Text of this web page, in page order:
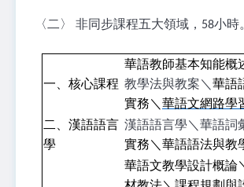
〈二〉 非同步課程五大領域，58小時
一、核心課程
華語教師基本知能概
教學法與教案＼ 華語
實務＼ 華語文網路學
二、漢語語言
學
漢語語言學＼華語詞
實務＼華語語法與教
華語文教學設計概論